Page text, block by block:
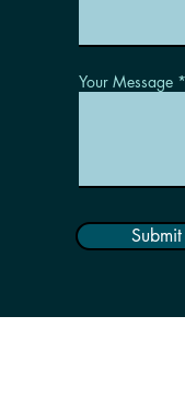
Your Message
Submit